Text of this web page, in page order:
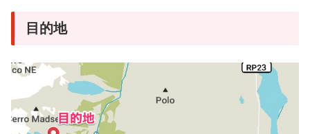
目的地